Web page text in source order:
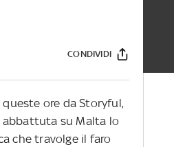
CONDIVIDI
ore da Storyful,
abbattuta su Malta lo
che travolge il faro